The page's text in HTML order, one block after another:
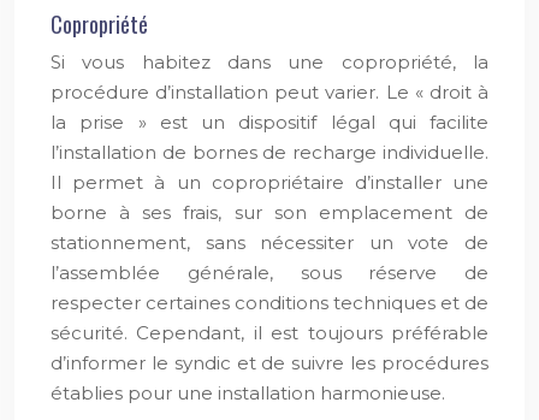
Copropriété
Si vous habitez dans une copropriété, la
procédure d’installation peut varier. Le « droit à
la prise » est un dispositif légal qui facilite
l’installation de bornes de recharge individuelle.
Il permet à un copropriétaire d’installer une
borne à ses frais, sur son emplacement de
stationnement, sans nécessiter un vote de
l’assemblée générale, sous réserve de
respecter certaines conditions techniques et de
sécurité. Cependant, il est toujours préférable
d’informer le syndic et de suivre les procédures
établies pour une installation harmonieuse.